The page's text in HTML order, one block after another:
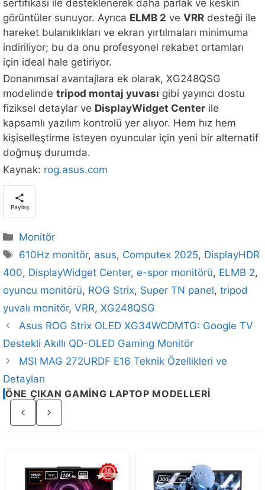
sertifikası ile desteklenerek daha parlak ve keskin
görüntüler sunuyor. Ayrıca ELMB 2 ve VRR desteği ile
hareket bulanıklıkları ve ekran yırtılmaları minimuma
indiriliyor; bu da onu profesyonel rekabet ortamları
için ideal hale getiriyor.
Donanımsal avantajlara ek olarak, XG248QSG
modelinde tripod montaj yuvası gibi yayıncı dostu
fiziksel detaylar ve DisplayWidget Center ile
kapsamlı yazılım kontrolü yer alıyor. Hem hız hem
kişiselleştirme isteyen oyuncular için yeni bir alternatif
doğmuş durumda.
Kaynak: rog.asus.com
Paylaş
Kategoriler
Monitör
Etiketler
610Hz monitör, asus, Computex 2025, DisplayHDR
400, DisplayWidget Center, e-spor monitörü, ELMB 2,
oyuncu monitörü, ROG Strix, Super TN panel, tripod
yuvalı monitör, VRR, XG248QSG
Asus ROG Strix OLED XG34WCDMTG: Google TV
Destekli Akıllı QD-OLED Gaming Monitör
MSI MAG 272URDF E16 Teknik Özellikleri ve
Detayları
Sayfa
ÖNE ÇIKAN GAMING LAPTOP MODELLERI